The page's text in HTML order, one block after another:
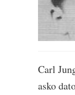
Carl
asko